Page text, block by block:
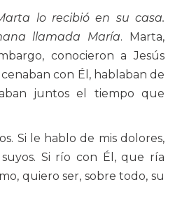
lo recibió en su casa.
llamada María. Marta,
conocieron a Jesús
con Él, hablaban de
juntos el tiempo que
Si le hablo de mis dolores,
Si río con Él, que ría
quiero ser, sobre todo, su